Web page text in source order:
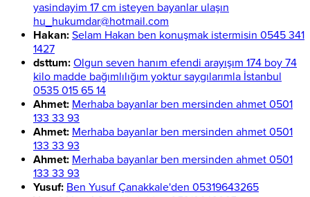
yasindayim 17 cm isteyen bayanlar ulaşın
hu_hukumdar@hotmail.com
Hakan: Selam Hakan ben konuşmak istermisin 0545 341
1427
dsttum: Olgun seven hanım efendi arayışım 174 boy 74
kilo madde bağımlılığım yoktur saygılarımla İstanbul
0535 015 65 14
Ahmet: Merhaba bayanlar ben mersinden ahmet 0501
133 33 93
Ahmet: Merhaba bayanlar ben mersinden ahmet 0501
133 33 93
Ahmet: Merhaba bayanlar ben mersinden ahmet 0501
133 33 93
Yusuf: Ben Yusuf Çanakkale'den 05319643265